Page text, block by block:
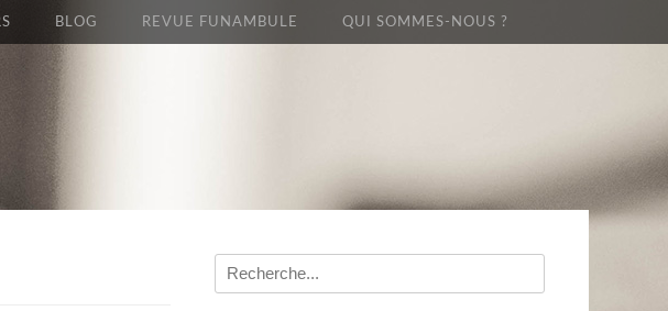
BLOG REVUE FUNAMBULE QUI SOMMES-NOUS ?
Recherche
pour